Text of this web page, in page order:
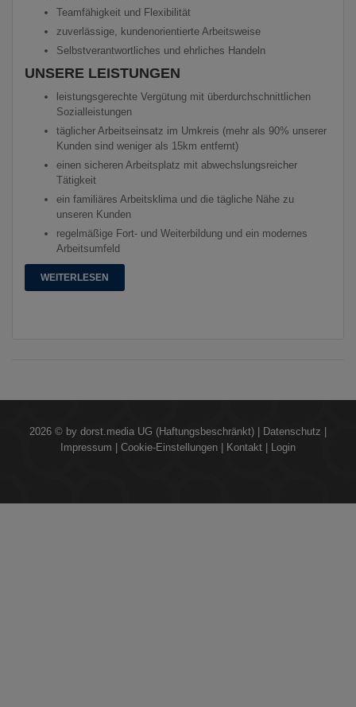
Teamfähigkeit und Flexibilität
zuverlässige, kundenorientierte Arbeitsweise
Selbstverantwortliches und ehrliches Handeln
UNSERE LEISTUNGEN
leistungsgerechte Vergütung mit überdurchschnittlichen
Sozialleistungen
täglicher Arbeitseinsatz im Umkreis (mehr als 90% unserer
Kunden sind weniger als 15km entfernt)
einen sicheren Arbeitsplatz mit abwechslungsreicher
Tätigkeit
ein familiäres Arbeitsklima und die tägliche Nähe zu
unseren Kunden
regelmäßige Fort- und Weiterbildung und ein modernes
Arbeitsumfeld
WEITERLESEN
2026 © by dorst.media UG (Haftungsbeschränkt) | Datenschutz |
Impressum | Cookie-Einstellungen | Kontakt | Login